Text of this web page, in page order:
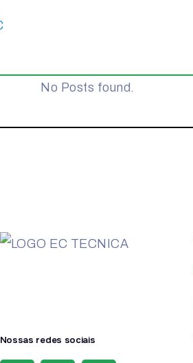
No Posts found.
Nossas redes sociais